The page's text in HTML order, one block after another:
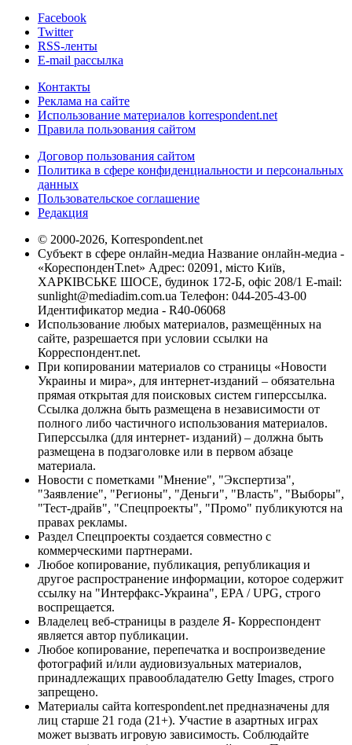
Facebook
Twitter
RSS-ленты
E-mail рассылка
Контакты
Реклама на сайте
Использование материалов korrespondent.net
Правила пользования сайтом
Договор пользования сайтом
Политика в сфере конфиденциальности и персональных
данных
Пользовательское соглашение
Редакция
© 2000-2026, Korrespondent.net
Субъект в сфере онлайн-медиа Название онлайн-медиа -
«КореспонденТ.net» Адрес: 02091, місто Київ,
ХАРКІВСЬКЕ ШОСЕ, будинок 172-Б, офіс 208/1 E-mail:
sunlight@mediadim.com.ua Телефон: 044-205-43-00
Идентификатор медиа - R40-06068
Использование любых материалов, размещённых на
сайте, разрешается при условии ссылки на
Корреспондент.net.
При копировании материалов со страницы «Новости
Украины и мира», для интернет-изданий – обязательна
прямая открытая для поисковых систем гиперссылка.
Ссылка должна быть размещена в независимости от
полного либо частичного использования материалов.
Гиперссылка (для интернет- изданий) – должна быть
размещена в подзаголовке или в первом абзаце
материала.
Новости с пометками "Мнение", "Экспертиза",
"Заявление", "Регионы", "Деньги", "Власть", "Выборы",
"Тест-драйв", "Спецпроекты", "Промо" публикуются на
правах рекламы.
Раздел Спецпроекты создается совместно с
коммерческими партнерами.
Любое копирование, публикация, републикация и
другое распространение информации, которое содержит
ссылку на "Интерфакс-Украина", EPA / UPG, строго
воспрещается.
Владелец веб-страницы в разделе Я- Корреспондент
является автор публикации.
Любое копирование, перепечатка и воспроизведение
фотографий и/или аудиовизуальных материалов,
принадлежащих правообладателю Getty Images, строго
запрещено.
Материалы сайта korrespondent.net предназначены для
лиц старше 21 года (21+). Участие в азартных играх
может вызвать игровую зависимость. Соблюдайте